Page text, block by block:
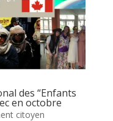
des “Enfants
en octobre
citoyen